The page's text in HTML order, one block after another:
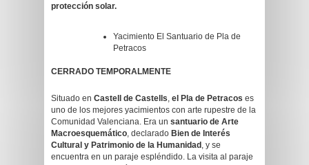
protección solar.
Yacimiento El Santuario de Pla de
Petracos
CERRADO TEMPORALMENTE
Situado en Castell de Castells, el Pla de Petracos es
uno de los mejores yacimientos con arte rupestre de la
Comunidad Valenciana. Era un santuario de Arte
Macroesquemático, declarado Bien de Interés
Cultural y Patrimonio de la Humanidad , y se
encuentra en un paraje espléndido. La visita al paraje